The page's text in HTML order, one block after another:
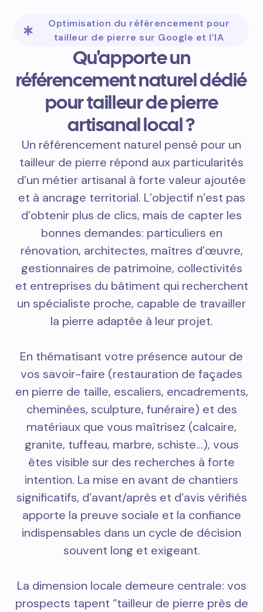
Optimisation du référencement pour
tailleur de pierre sur Google et l’IA
Qu'apporte un
référencement naturel dédié
pour tailleur de pierre
artisanal local ?
Un référencement naturel pensé pour un
tailleur de pierre répond aux particularités
d’un métier artisanal à forte valeur ajoutée
et à ancrage territorial. L’objectif n’est pas
d’obtenir plus de clics, mais de capter les
bonnes demandes: particuliers en
rénovation, architectes, maîtres d’œuvre,
gestionnaires de patrimoine, collectivités
et entreprises du bâtiment qui recherchent
un spécialiste proche, capable de travailler
la pierre adaptée à leur projet.
En thématisant votre présence autour de
vos savoir-faire (restauration de façades
en pierre de taille, escaliers, encadrements,
cheminées, sculpture, funéraire) et des
matériaux que vous maîtrisez (calcaire,
granite, tuffeau, marbre, schiste…), vous
êtes visible sur des recherches à forte
intention. La mise en avant de chantiers
significatifs, d’avant/après et d’avis vérifiés
apporte la preuve sociale et la confiance
indispensables dans un cycle de décision
souvent long et exigeant.
La dimension locale demeure centrale: vos
prospects tapent “tailleur de pierre près de